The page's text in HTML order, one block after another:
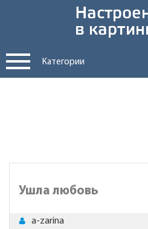
Категории
Ушла любовь
a-zarina